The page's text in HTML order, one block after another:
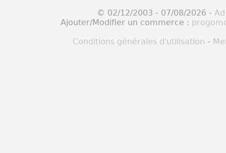
© 02/12/2003 - 07/08/2026 -
Ajouter/Modifier un commerce :
Conditions générales d'utilisation -